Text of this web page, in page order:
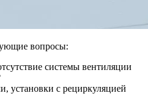
вопросы:
системы вентиляции
установки с рециркуляцией